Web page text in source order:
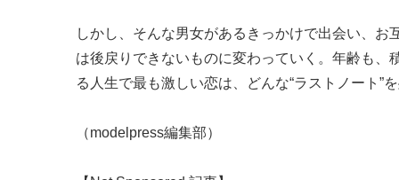
しかし、そんな男女があるきっかけで出会い、
は後戻りできないものに変わっていく。年齢も
る人生で最も激しい恋は、どんな“ラストノート”
（modelpress編集部）